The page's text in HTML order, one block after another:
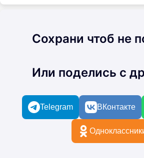
Сохрани чтоб не
Или поделись с
Telegram ВКонтакте